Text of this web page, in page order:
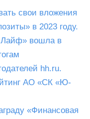
свои вложения
в 2023 году.
вошла в
hh.ru.
АО «СК «Ю-
«Финансовая